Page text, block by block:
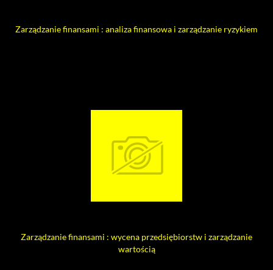
Zarządzanie finansami : analiza finansowa i zarządzanie ryzykiem
Zarządzanie finansami : wycena przedsiębiorstw i zarządzanie
wartością